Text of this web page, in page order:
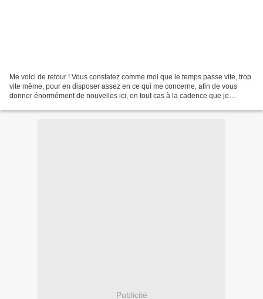
Me voici de retour ! Vous constatez comme moi que le temps passe vite, trop
vite même, pour en disposer assez en ce qui me concerne, afin de vous
donner énormément de nouvelles ici, en tout cas à la cadence que je
Publicité